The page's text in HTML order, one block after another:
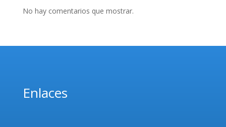
No hay comentarios que mostrar.
Enlaces